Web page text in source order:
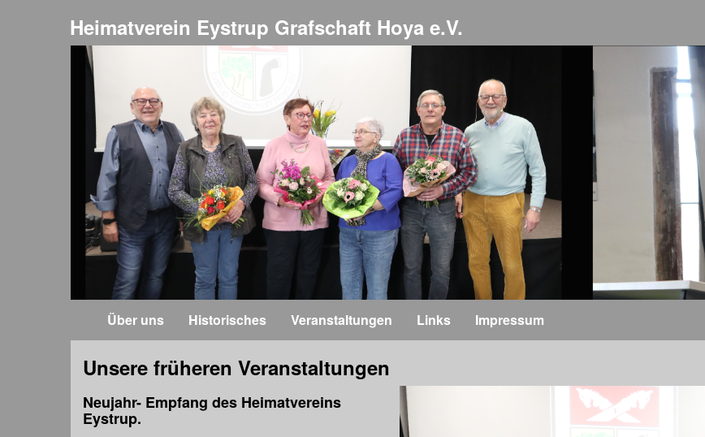
Heimatverein Eystrup Grafschaft Hoya e.V.
Über uns Historisches Veranstaltungen Links Impressum
Unsere früheren Veranstaltungen
Neujahr- Empfang des Heimatvereins
Eystrup.